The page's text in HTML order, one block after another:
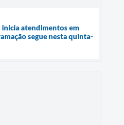
inicia atendimentos em
segue nesta quinta-